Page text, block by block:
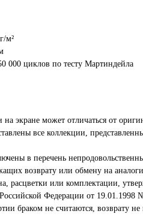
м²
000 циклов по тесту Мартиндейла
на экране может отличаться от
все коллекции,
в перечень
возврату или обмену на
расцветки или комплектации,
Федерации от 19.01.1998
браком не считаются, возврату не